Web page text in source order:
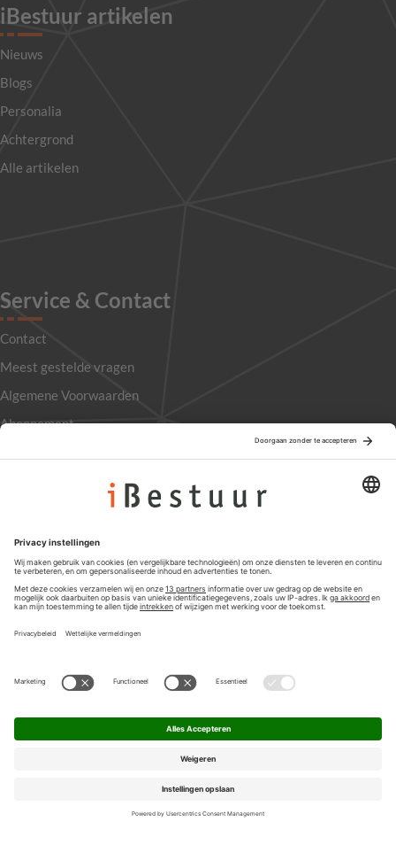
iBestuur artikelen
Nieuws
Blogs
Personalia
Achtergrond
Alle artikelen
Service & Contact
Contact
Meest gestelde vragen
Algemene Voorwaarden
Abonnement
Privacyinstellingen